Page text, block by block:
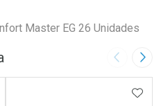
Master EG 26 Unidades
Imagem
AOS FAVORITOS